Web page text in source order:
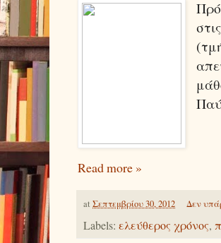
Read more »
at Σεπτεμβρίου 30, 2012 Δεν
Labels: ελεύθερος χρόνος,